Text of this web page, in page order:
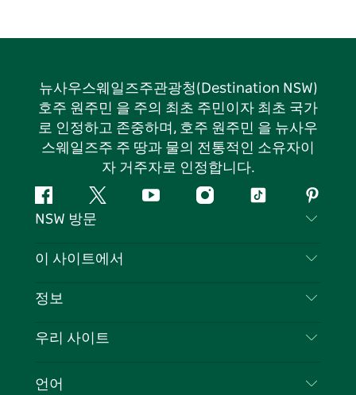
뉴사우스웨일즈주관광청(Destination NSW)
호주 원주민 을 주의 최초 주민이자 최초 국가
로 인정하고 존중하며, 호주 원주민 을 뉴사우
스웨일즈주 주 땅과 물의 전통적인 소유자이
자 거주자로 인정합니다.
페
이
북
지
다
유
인
틱
핀
터
스
NSW 방문
문의하기
쿠키 고지
이 사이트에서
목적지
이벤트
정보
여행 정보
뉴사우스웨일즈주 의 사업
우리 사이트
언어